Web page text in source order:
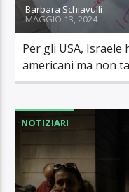
Barbara Schiavulli
MAGGIO 13, 2024
Per gli USA,
americani ma non
NOTIZIARI